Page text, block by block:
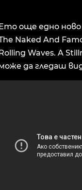
още едно
Naked And
Waves. A
да гледаш